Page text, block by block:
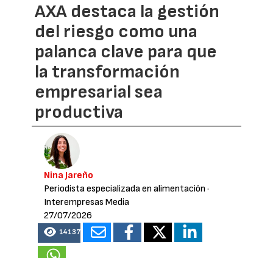
AXA destaca la gestión
del riesgo como una
palanca clave para que
la transformación
empresarial sea
productiva
Nina Jareño
Periodista especializada en alimentación ·
Interempresas Media
27/07/2026
14137